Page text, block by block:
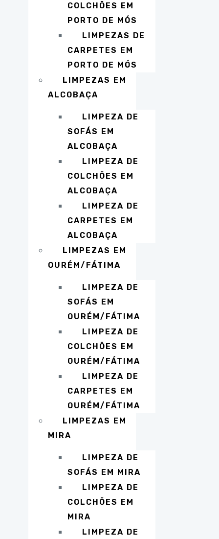
COLCHÕES EM
PORTO DE MÓS
LIMPEZAS DE
CARPETES EM
PORTO DE MÓS
LIMPEZAS EM
ALCOBAÇA
LIMPEZA DE
SOFÁS EM
ALCOBAÇA
LIMPEZA DE
COLCHÕES EM
ALCOBAÇA
LIMPEZA DE
CARPETES EM
ALCOBAÇA
LIMPEZAS EM
OURÉM/FÁTIMA
LIMPEZA DE
SOFÁS EM
OURÉM/FÁTIMA
LIMPEZA DE
COLCHÕES EM
OURÉM/FÁTIMA
LIMPEZA DE
CARPETES EM
OURÉM/FÁTIMA
LIMPEZAS EM
MIRA
LIMPEZA DE
SOFÁS EM MIRA
LIMPEZA DE
COLCHÕES EM
MIRA
LIMPEZA DE